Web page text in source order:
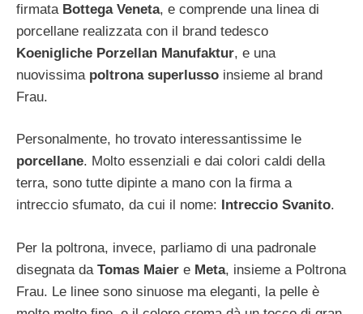
firmata Bottega Veneta, e comprende una linea di
porcellane realizzata con il brand tedesco
Koenigliche Porzellan Manufaktur, e una
nuovissima poltrona superlusso insieme al brand
Frau.
Personalmente, ho trovato interessantissime le
porcellane. Molto essenziali e dai colori caldi della
terra, sono tutte dipinte a mano con la firma a
intreccio sfumato, da cui il nome: Intreccio Svanito.
Per la poltrona, invece, parliamo di una padronale
disegnata da Tomas Maier e Meta, insieme a Poltrona
Frau. Le linee sono sinuose ma eleganti, la pelle è